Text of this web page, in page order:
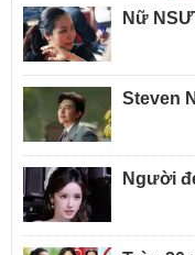
Nữ
Steven
Người